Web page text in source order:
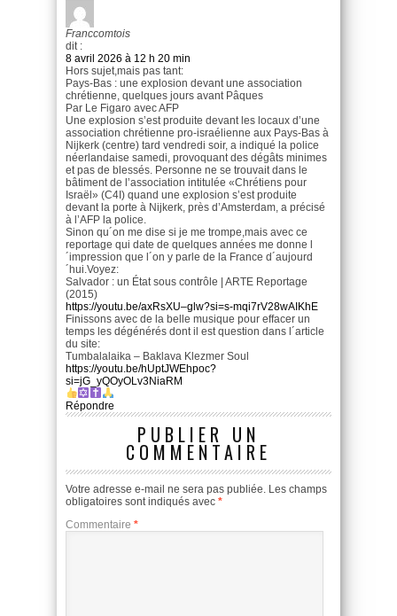
Franccomtois
dit :
8 avril 2026 à 12 h 20 min
Hors sujet,mais pas tant:
Pays-Bas : une explosion devant une association
chrétienne, quelques jours avant Pâques
Par Le Figaro avec AFP
Une explosion s’est produite devant les locaux d’une
association chrétienne pro-israélienne aux Pays-Bas à
Nijkerk (centre) tard vendredi soir, a indiqué la police
néerlandaise samedi, provoquant des dégâts minimes
et pas de blessés. Personne ne se trouvait dans le
bâtiment de l’association intitulée «Chrétiens pour
Israël» (C4I) quand une explosion s’est produite
devant la porte à Nijkerk, près d’Amsterdam, a précisé
à l’AFP la police.
Sinon qu´on me dise si je me trompe,mais avec ce
reportage qui date de quelques années me donne l
´impression que l´on y parle de la France d´aujourd
´hui.Voyez:
Salvador : un État sous contrôle | ARTE Reportage
(2015)
https://youtu.be/axRsXU–glw?si=s-mqi7rV28wAIKhE
Finissons avec de la belle musique pour effacer un
temps les dégénérés dont il est question dans l´article
du site:
Tumbalalaika – Baklava Klezmer Soul
https://youtu.be/hUptJWEhpoc?
si=jG_yQOyOLv3NiaRM
Répondre
PUBLIER UN
COMMENTAIRE
Votre adresse e-mail ne sera pas publiée. Les champs
obligatoires sont indiqués avec *
Commentaire *